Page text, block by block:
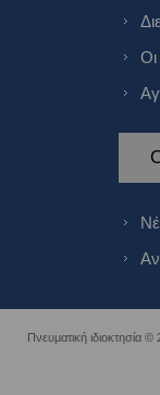
Πνευματική ιδιοκτησία